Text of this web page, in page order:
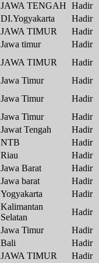
JAWA TENGAH Hadir
DI.Yogyakarta
Hadir
JAWA TIMUR
Hadir
Jawa timur
Hadir
JAWA TIMUR
Hadir
Jawa Timur
Hadir
Jawa Timur
Hadir
Jawa Timur
Hadir
Jawat Tengah
Hadir
NTB
Hadir
Riau
Hadir
Jawa Barat
Hadir
Jawa barat
Hadir
Yogyakarta
Hadir
Kalimantan
Selatan
Hadir
Jawa Timur
Hadir
Bali
Hadir
JAWA TIMUR
Hadir